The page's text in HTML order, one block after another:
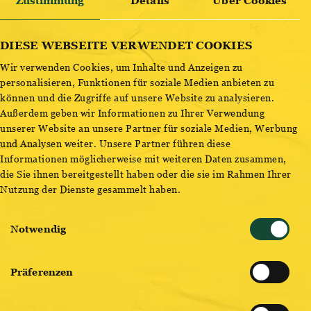
Wiener Original
SKY IM STEFFL
WEBSITE
STEIRERSTÖCKL
WEBSITE
STADTBODEN
DIESE WEBSEITE VERWENDET COOKIES
Wir verwenden Cookies, um Inhalte und Anzeigen zu
personalisieren, Funktionen für soziale Medien anbieten zu
können und die Zugriffe auf unsere Website zu analysieren.
Außerdem geben wir Informationen zu Ihrer Verwendung
unserer Website an unsere Partner für soziale Medien, Werbung
und Analysen weiter. Unsere Partner führen diese
Informationen möglicherweise mit weiteren Daten zusammen,
die Sie ihnen bereitgestellt haben oder die sie im Rahmen Ihrer
Nutzung der Dienste gesammelt haben.
Notwendig
Präferenzen